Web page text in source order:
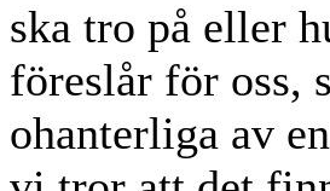
ska tro på eller
föreslår för oss,
ohanterliga av